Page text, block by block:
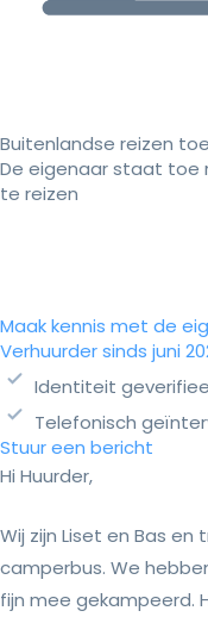
Buitenlandse reizen
De eigenaar staat toe
te reizen
Maak kennis met de
Verhuurder sinds juni
Identiteit
Telefonisch
Stuur een bericht
Hi Huurder,
Wij zijn Liset en Bas
camperbus. We
fijn mee gekampeerd.